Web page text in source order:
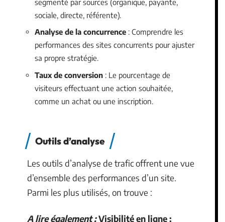
sociale, directe, référente).
Analyse de la concurrence : Comprendre les
performances des sites concurrents pour ajuster
sa propre stratégie.
Taux de conversion : Le pourcentage de
visiteurs effectuant une action souhaitée,
comme un achat ou une inscription.
Outils d’analyse
Les outils d’analyse de trafic offrent une vue
d’ensemble des performances d’un site.
Parmi les plus utilisés, on trouve :
A lire également :Visibilité en ligne :